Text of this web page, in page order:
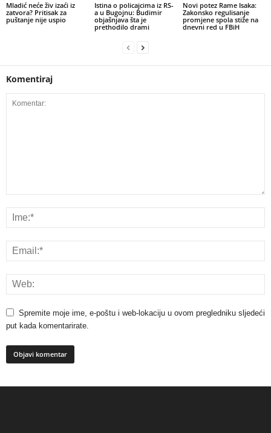
​Mladić neće živ izaći iz
zatvora? Pritisak za
puštanje nije uspio
Istina o policajcima iz RS-
a u Bugojnu: Budimir
objašnjava šta je
prethodilo drami
Novi potez Rame Isaka:
Zakonsko regulisanje
promjene spola stiže na
dnevni red u FBiH
Komentiraj
Spremite moje ime, e-poštu i web-lokaciju u ovom pregledniku sljedeći
put kada komentarirate.